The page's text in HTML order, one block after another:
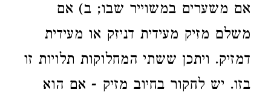
אם משערים במשוייר שבו; ב) אם
משלם מזיק מעידית דניזק או מעידית
דמזיק. ויתכן ששתי המחלוקות תלויות זו
בזו. יש לחקור בחיוב מזיק - אם הוא